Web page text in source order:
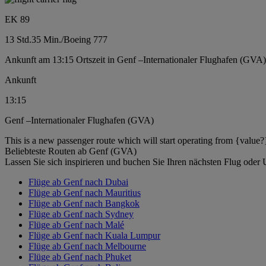
EK 89
13 Std.35 Min./Boeing 777
Ankunft am 13:15 Ortszeit in Genf –Internationaler Flughafen (GVA)
Ankunft
13:15
Genf –Internationaler Flughafen (GVA)
This is a new passenger route which will start operating from
Beliebteste Routen ab Genf (GVA)
Lassen Sie sich inspirieren und buchen Sie Ihren nächsten Flug oder
Flüge ab Genf nach Dubai
Flüge ab Genf nach Mauritius
Flüge ab Genf nach Bangkok
Flüge ab Genf nach Sydney
Flüge ab Genf nach Malé
Flüge ab Genf nach Kuala Lumpur
Flüge ab Genf nach Melbourne
Flüge ab Genf nach Phuket